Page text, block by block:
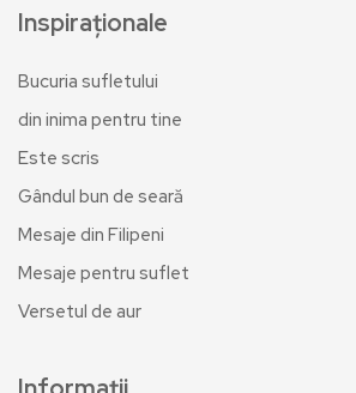
Inspiraționale
Bucuria sufletului
din inima pentru tine
Este scris
Gândul bun de seară
Mesaje din Filipeni
Mesaje pentru suflet
Versetul de aur